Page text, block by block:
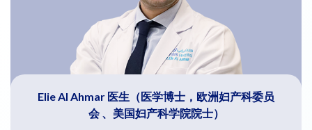
Elie Al Ahmar 医生（医学博士，欧洲妇产科委员
会 、美国妇产科学院院士）